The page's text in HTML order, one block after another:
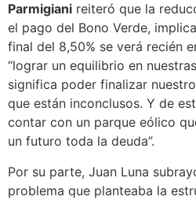
Parmigiani reiteró que la
el pago del Bono Verde,
final del 8,50% se verá recién
“lograr un equilibrio en
significa poder finalizar
que están inconclusos. Y de
contar con un parque eólico
un futuro toda la deuda”.
Por su parte, Juan Luna
problema que planteaba la